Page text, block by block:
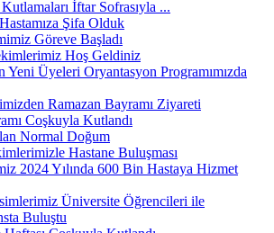
İftar Sofrasıyla ...
Şifa Olduk
Göreve Başladı
Hoş Geldiniz
Yeni Üyeleri Oryantasyon Programımızda
Ramazan Bayramı Ziyareti
Coşkuyla Kutlandı
Normal Doğum
Hastane Buluşması
2024 Yılında 600 Bin Hastaya Hizmet
Üniversite Öğrencileri ile
Buluştu